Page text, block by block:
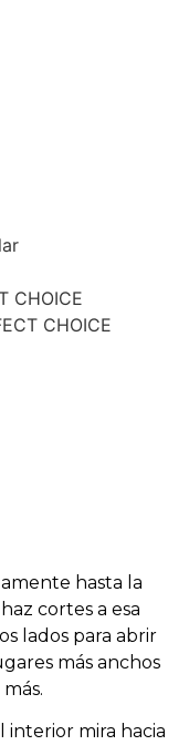
CHOICE
CHOICE
hasta la
cortes a esa
lados para abrir
más anchos
mira hacia